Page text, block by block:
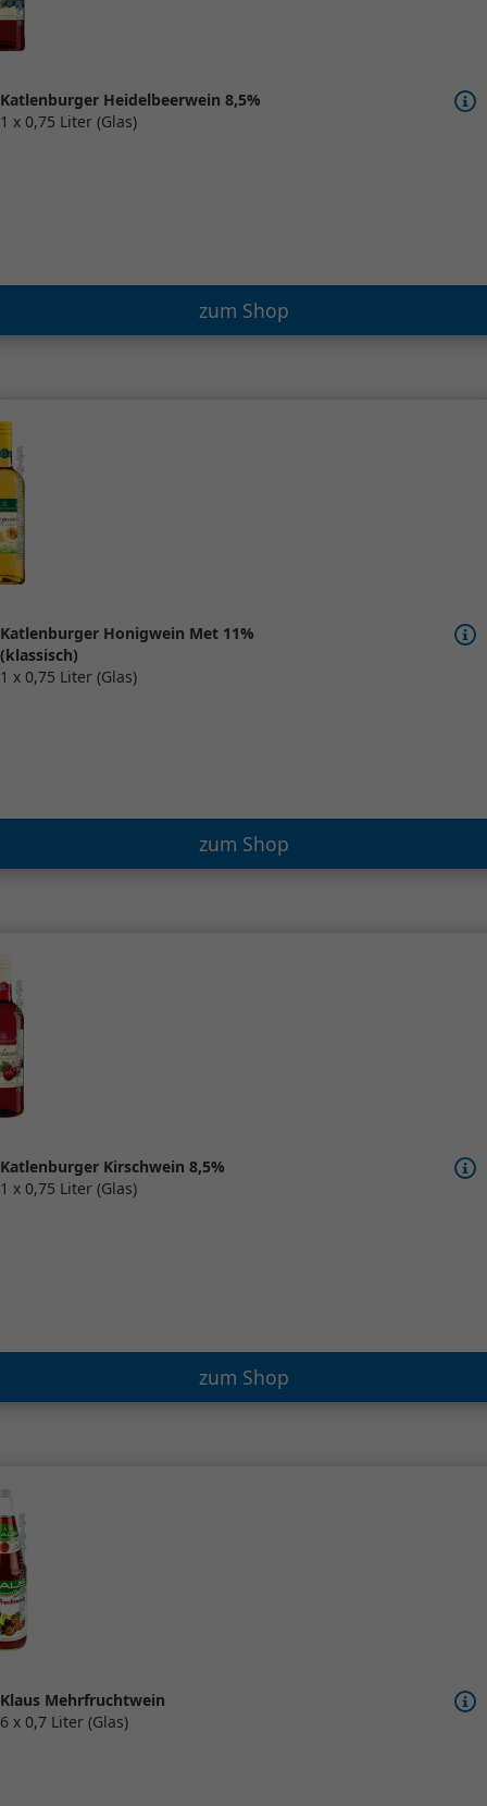
Katlenburger Heidelbeerwein 8,5%
1 x 0,75 Liter (Glas)
zum Shop
Katlenburger Honigwein Met 11%
(klassisch)
1 x 0,75 Liter (Glas)
zum Shop
Katlenburger Kirschwein 8,5%
1 x 0,75 Liter (Glas)
zum Shop
Klaus Mehrfruchtwein
6 x 0,7 Liter (Glas)